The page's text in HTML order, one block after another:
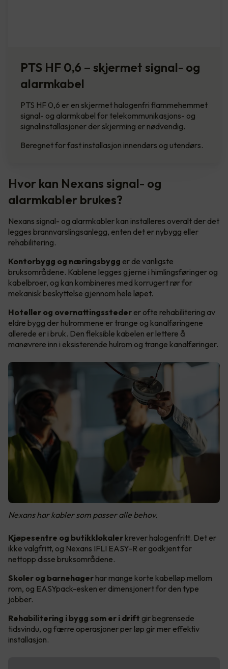
PTS HF 0,6 – skjermet signal- og
alarmkabel
PTS HF 0,6 er en skjermet halogenfri flammehemmet
signal- og alarmkabel for telekommunikasjons- og
signalinstallasjoner der skjerming er nødvendig.
Beregnet for fast installasjon innendørs og utendørs.
Hvor kan Nexans signal- og
alarmkabler brukes?
Nexans signal- og alarmkabler kan installeres overalt der det
legges brannvarslingsanlegg, enten det er nybygg eller
rehabilitering.
Kontorbygg og næringsbygg er de vanligste
bruksområdene. Kablene legges gjerne i himlingsføringer og
kabelbroer, og kan kombineres med korrugert rør for
mekanisk beskyttelse gjennom hele løpet.
Hoteller og overnattingssteder er ofte rehabilitering av
eldre bygg der hulrommene er trange og kanalføringene
allerede er i bruk. Den fleksible kabelen er lettere å
manøvrere inn i eksisterende hulrom og trange kanalføringer.
Nexans har kabler som passer alle behov.
Kjøpesentre og butikklokaler krever halogenfritt. Det er
ikke valgfritt, og Nexans IFLI EASY-R er godkjent for
nettopp disse bruksområdene.
Skoler og barnehager har mange korte kabelløp mellom
rom, og EASYpack-esken er dimensjonert for den type
jobber.
Rehabilitering i bygg som er i drift gir begrensede
tidsvindu, og færre operasjoner per løp gir mer effektiv
installasjon.